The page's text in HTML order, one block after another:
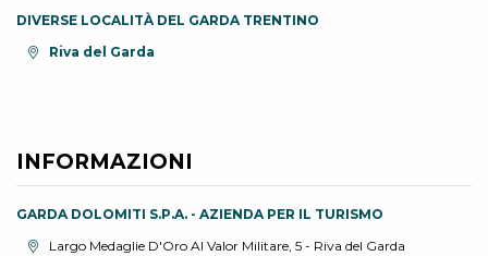
DIVERSE LOCALITÀ DEL GARDA TRENTINO
Località:Riva del Garda
INFORMAZIONI
GARDA DOLOMITI S.P.A. - AZIENDA PER IL TURISMO
Località:Largo Medaglie D'Oro Al Valor Militare, 5 - Riva del Garda